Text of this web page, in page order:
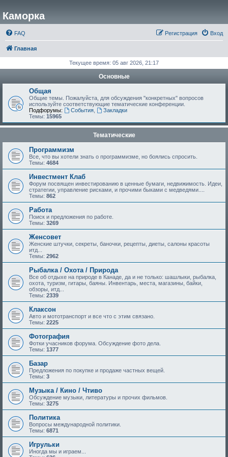
Каморка
FAQ Вход
Регистрация
Главная
Текущее время: 05 авг 2026, 21:17
Основные
Общая
Общие темы. Пожалуйста, для обсуждения "конкретных" вопросов
используйте соответствующие тематические конференции.
Подфорумы:
События,
Закладки
Темы: 15965
Тематические
Программизм
Все, что вы хотели знать о программизме, но боялись спросить.
Темы: 4684
Инвестмент Клаб
Форум посвящен инвестированию в ценные бумаги, недвижимость. Идеи,
стратегии, управление рисками, и прочими быками с медведями....
Темы: 862
Работа
Поиск и предложения по работе.
Темы: 3269
Женсовет
Женские штучки, секреты, баночки, рецепты, диеты, салоны красоты
итд...
Темы: 2962
Рыбалка / Охота / Природа
Все об отдыхе на природе в Канаде, да и не только: шашлыки, рыбалка,
охота, туризм, гитары, баяны. Инвентарь, места, магазины, байки,
обзоры, итд...
Темы: 2339
Клаксон
Авто и мототранспорт и все что с этим связано.
Темы: 2225
Фотография
Фотки учасников форума. Обсуждение фото дела.
Темы: 1377
Базар
Предложения по покупке и продаже частных вещей.
Темы: 3
Музыка / Кино / Чтиво
Обсуждение музыки, литературы и прочих фильмов.
Темы: 3275
Политика
Вопросы международной политики.
Темы: 6871
Игрульки
Иногда мы и играем...